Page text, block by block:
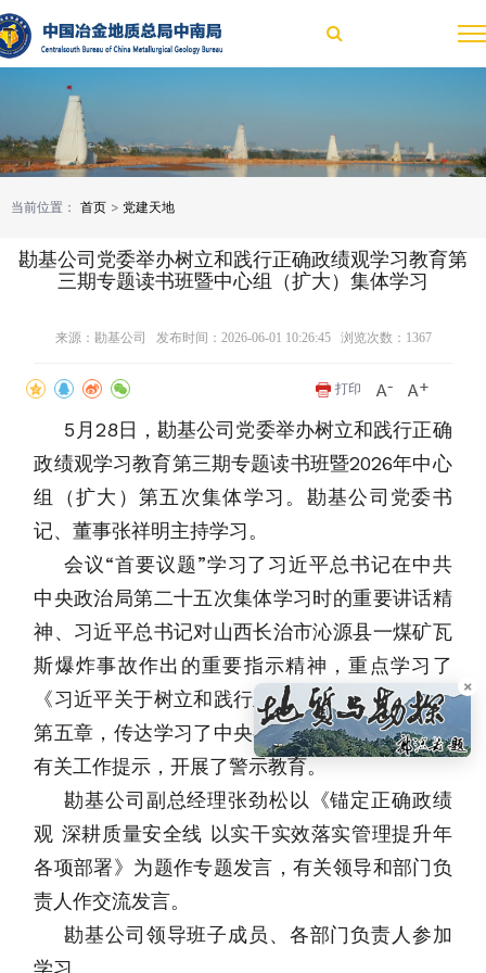
当前位置： 首页 > 党建天地
勘基公司党委举办树立和践行正确政绩观学习教育第
三期专题读书班暨中心组（扩大）集体学习
来源：勘基公司 发布时间：2026-06-01 10:26:45 浏览次数： 1367
打印
5月28日，勘基公司党委举办树立和践行正确
政绩观学习教育第三期专题读书班暨2026年中心
组（扩大）第五次集体学习。勘基公司党委书
记、董事张祥明主持学习。
会议“首要议题”学习了习近平总书记在中共
中央政治局第二十五次集体学习时的重要讲话精
神、习近平总书记对山西长治市沁源县一煤矿瓦
斯爆炸事故作出的重要指示精神，重点学习了
《习近平关于树立和践行正确政绩观论述摘编》
第五章，传达学习了中央有关文件精神及国资委
有关工作提示，开展了警示教育。
勘基公司副总经理张劲松以《锚定正确政绩
观 深耕质量安全线 以实干实效落实管理提升年
各项部署》为题作专题发言，有关领导和部门负
责人作交流发言。
勘基公司领导班子成员、各部门负责人参加
学习。
×